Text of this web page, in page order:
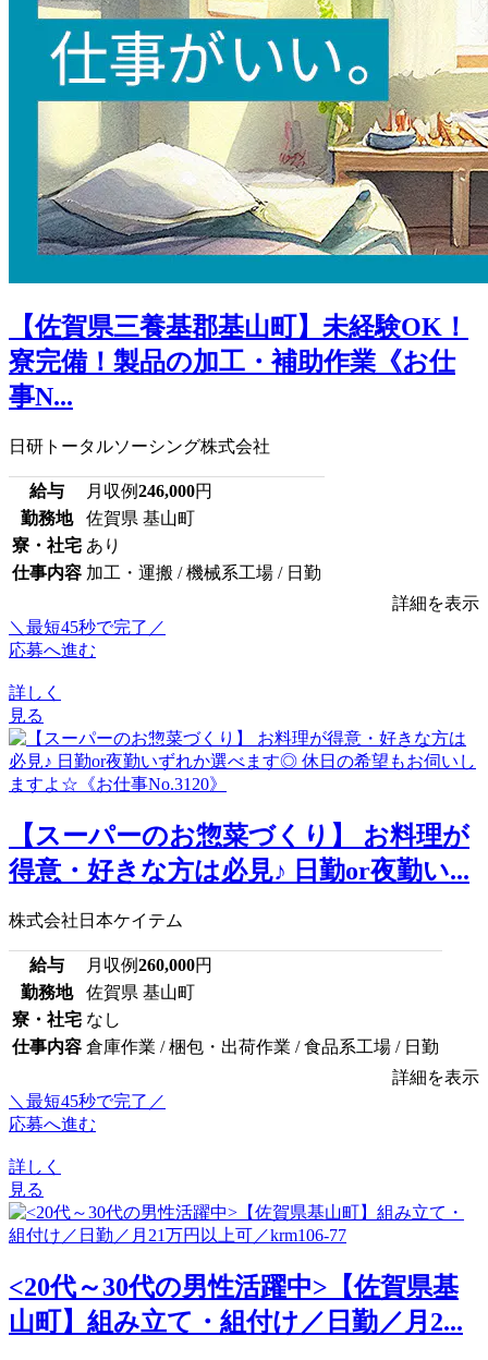
【佐賀県三養基郡基山町】未経験OK！
寮完備！製品の加工・補助作業《お仕
事N...
日研トータルソーシング株式会社
給与 月収例246,000円
勤務地
佐賀県 基山町
寮・社宅 あり
仕事内容 加工・運搬 / 機械系工場 / 日勤
詳細を表示
＼最短45秒で完了／
応募へ進む
詳しく
見る
【スーパーのお惣菜づくり】 お料理が
得意・好きな方は必見♪ 日勤or夜勤い...
株式会社日本ケイテム
給与 月収例260,000円
勤務地
佐賀県 基山町
寮・社宅 なし
仕事内容 倉庫作業 / 梱包・出荷作業 / 食品系工場 / 日勤
詳細を表示
＼最短45秒で完了／
応募へ進む
詳しく
見る
<20代～30代の男性活躍中>【佐賀県基
山町】組み立て・組付け／日勤／月2...